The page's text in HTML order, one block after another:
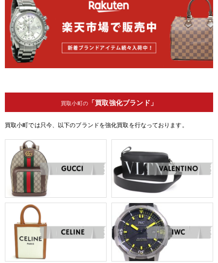
買取小町の「買取強化ブランド」
買取小町では只今、以下のブランドを強化買取を行なっております。